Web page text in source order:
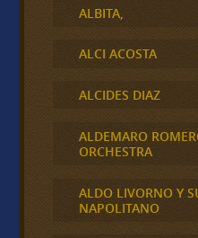
ALBITA,
ALCI ACOSTA
ALCIDES DIAZ
ALDEMARO
ORCHESTRA
ALDO LIVORNO Y
NAPOLITANO